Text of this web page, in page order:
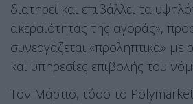
διατηρεί και επιβάλλει τα
ακεραιότητας της αγοράς»,
συνεργάζεται «προληπτικά» με
και υπηρεσίες επιβολής του
Τον Μάρτιο, τόσο το